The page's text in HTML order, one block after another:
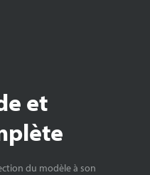
et
du modèle à son